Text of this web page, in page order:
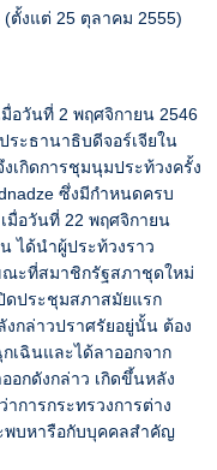
(ตั้งแต่ 25 ตุลาคม 2555)
อวันที่ 2 พฤศจิกายน 2546
ระธานาธิบดีจอร์เจียใน
เกิดการชุมนุมประท้วงครั้ง
ซึ่งมีกำหนดครบ
มื่อวันที่ 22 พฤศจิกายน
ได้นำผู้ประท้วงราว
ณะที่สมาชิกรัฐสภาชุดใหม่
ดประชุมสภาสมัยแรก
กล่าวปราศรัยอยู่นั้น ต้อง
เฉินและได้ลาออกจาก
อกดังกล่าว เกิดขึ้นหลัง
การกระทรวงการต่าง
พบหารือกับบุคคลสำคัญ